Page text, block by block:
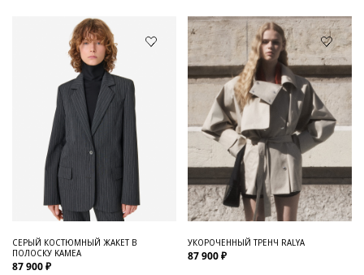
СЕРЫЙ КОСТЮМНЫЙ ЖАКЕТ В
ПОЛОСКУ KAMEA
87 900 ₽
УКОРОЧЕННЫЙ ТРЕНЧ RALYA
87 900 ₽